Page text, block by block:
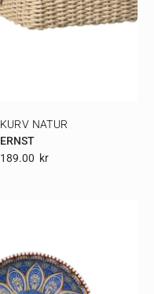
KURV NATUR
ERNST
189.00 Kr